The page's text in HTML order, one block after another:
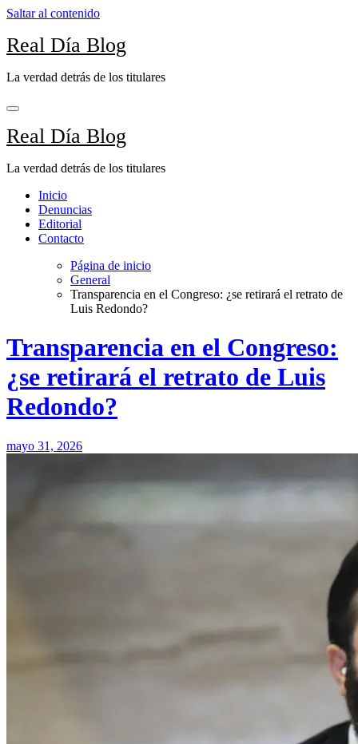
Saltar al contenido
Real Día Blog
La verdad detrás de los titulares
Real Día Blog
La verdad detrás de los titulares
Inicio
Denuncias
Editorial
Contacto
Página de inicio
General
Transparencia en el Congreso: ¿se retirará el retrato de
Luis Redondo?
Transparencia en el Congreso:
¿se retirará el retrato de Luis
Redondo?
mayo 31, 2026